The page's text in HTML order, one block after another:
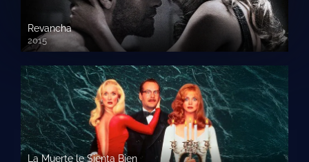
Revancha
2015
720p HD
La Muerte le Sienta Bien